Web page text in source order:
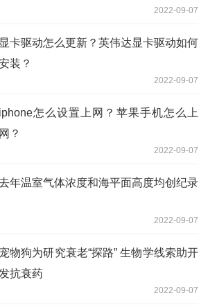
2022-09-07
显卡驱动怎么更新？英伟达显卡驱动如何
装？
2022-09-07
iphone怎么设置上网？苹果手机怎么上
网？
2022-09-07
年温室气体浓度和海平面高度均创纪录
2022-09-07
宠物狗为研究衰老“探路” 生物学线索助开
发抗衰药
2022-09-07